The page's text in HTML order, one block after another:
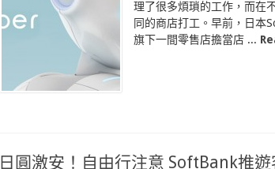
物
體
驗！
Pepper
機
店
理了很多煩瑣的工作，而在
同的商店打工。早前，日本
旗下一間零售店擔當店 ...
日圓激安！自由行注意 SoftBank推